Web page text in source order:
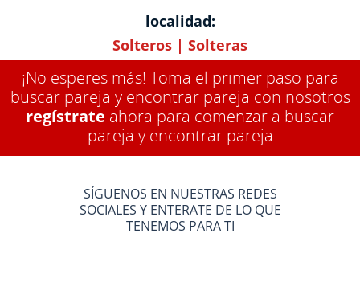
localidad:
Solteros | Solteras
¡No esperes más! Toma el primer paso para
buscar pareja y encontrar pareja con nosotros
regístrate ahora para comenzar a buscar
pareja y encontrar pareja
SÍGUENOS EN NUESTRAS REDES
SOCIALES Y ENTERATE DE LO QUE
TENEMOS PARA TI